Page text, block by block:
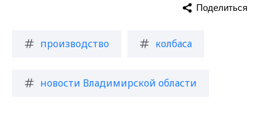
производство колбаса
новости Владимирской области
Поделиться